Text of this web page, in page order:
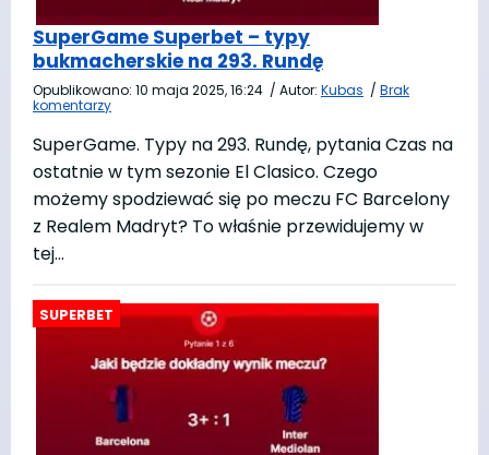
SuperGame Superbet – typy
bukmacherskie na 293. Rundę
Opublikowano: 10 maja 2025, 16:24 / Autor: Kubas / Brak
komentarzy
SuperGame. Typy na 293. Rundę, pytania Czas na
ostatnie w tym sezonie El Clasico. Czego
możemy spodziewać się po meczu FC Barcelony
z Realem Madryt? To właśnie przewidujemy w
tej…